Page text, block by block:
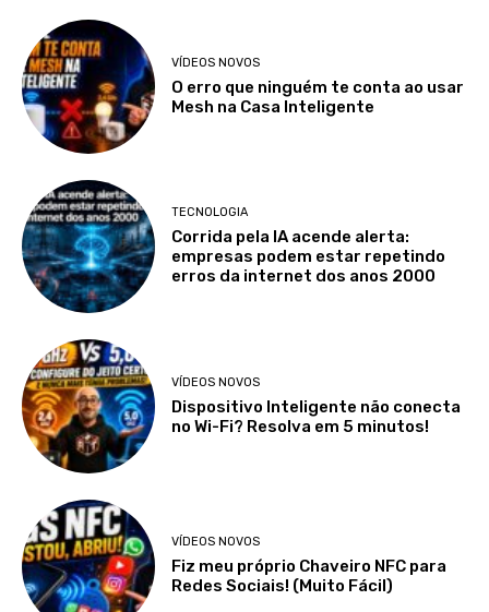
VÍDEOS NOVOS
O erro que ninguém te conta ao usar
Mesh na Casa Inteligente
TECNOLOGIA
Corrida pela IA acende alerta:
empresas podem estar repetindo
erros da internet dos anos 2000
VÍDEOS NOVOS
Dispositivo Inteligente não conecta
no Wi-Fi? Resolva em 5 minutos!
VÍDEOS NOVOS
Fiz meu próprio Chaveiro NFC para
Redes Sociais! (Muito Fácil)